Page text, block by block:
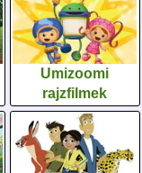
Umizoomi
rajzfilmek